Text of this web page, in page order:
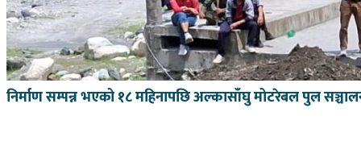
निर्माण सम्पन्न भएको १८ महिनापछि अल्कासाँघु मोटरेबल पुल